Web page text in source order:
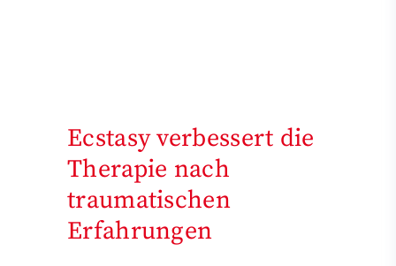
Ecstasy verbessert die
Therapie nach
traumatischen
Erfahrungen